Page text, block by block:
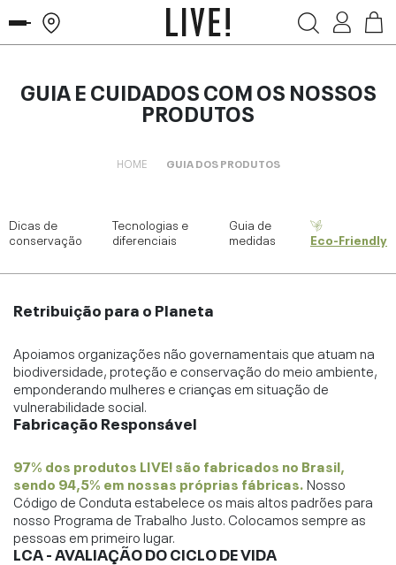
GUIA E CUIDADOS COM OS NOSSOS
PRODUTOS
HOME GUIA DOS PRODUTOS
Dicas de
conservação
Tecnologias e
diferenciais
Guia de
medidas
Eco-Friendly
Retribuição para o Planeta
Apoiamos organizações não governamentais que atuam na
biodiversidade, proteção e conservação do meio ambiente,
emponderando mulheres e crianças em situação de
vulnerabilidade social.
Fabricação Responsável
97% dos produtos LIVE! são fabricados no Brasil,
sendo 94,5% em nossas próprias fábricas.Nosso
Código de Conduta estabelece os mais altos padrões para
nosso Programa de Trabalho Justo. Colocamos sempre as
pessoas em primeiro lugar.
LCA - AVALIAÇÃO DO CICLO DE VIDA